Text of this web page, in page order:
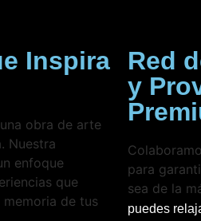
Inspira
obra de arte
Nuestra
enfoque
que
de tus
Red
y
para
sea de la
puedes